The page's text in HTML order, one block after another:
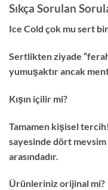
Sıkça Sorulan
Ice Cold çok mu sert
Sertlikten ziyade
yumuşaktır ancak
Kışın içilir mi?
Tamamen kişisel
sayesinde dört
arasındadır.
Ürünleriniz orijinal mi?